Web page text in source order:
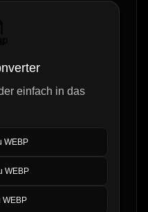
einfach in das
WEBP
WEBP
WEBP